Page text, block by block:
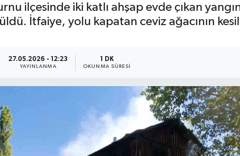
ilçesinde iki katlı ahşap evde çıkan
İtfaiye, yolu kapatan ceviz ağacının
27.05.2026 - 12:23
YAYINLANMA
1 DK
OKUNMA SÜRESI